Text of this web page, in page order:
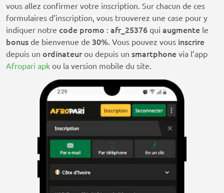
vous allez confirmer votre inscription. Sur chacun de ces
formulaires d’inscription, vous trouverez une case pour y
indiquer notre code promo : afr_25376 qui augmente le
bonus de bienvenue de 30%. Vous pouvez vous inscrire
depuis un ordinateurou depuis un smartphone via l’app
Afropari apk ou la version mobile du site.